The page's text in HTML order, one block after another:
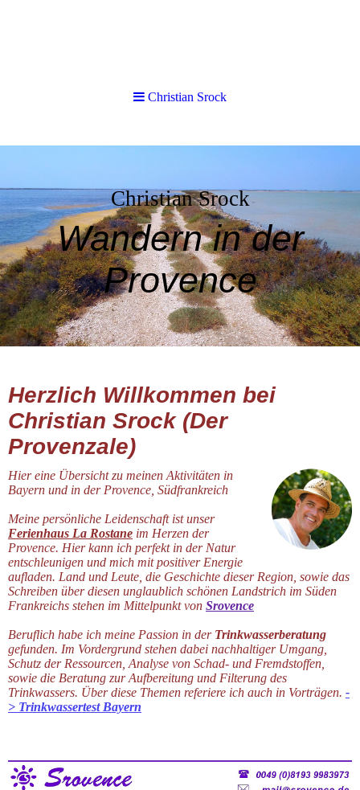
Christian Srock
Wandern in der
Provence
Urlaub im Herzen der Provence
Herzlich Willkommen bei
Christian Srock (Der
Provenzale)
Hier eine Übersicht zu meinen Aktivitäten in
Bayern und in der Provence, Südfrankreich
Meine persönliche Leidenschaft istunser
Ferienhaus La Rostane im Herzen der
Provence. Hier kann ich perfekt in der Natur
entschleunigen und mich mit positiver Energie
aufladen. Land und Leute, die Geschichte dieser Region, sowie das
Schreiben über diesen unglaublich schönen Landstrich im Süden
Frankreichs stehen im Mittelpunkt von Srovence
Beruflich habe ich meine Passion in der Trinkwasserberatung
gefunden. Im Vordergrund stehen dabei nachhaltiger Umgang,
Schutz der Ressourcen, Analyse von Schad- und Fremdstoffen,
sowie die Beratung zur Aufbereitung und Filterung des
Trinkwassers. Über diese Themen referiere ich auch in Vorträgen. -
> Trinkwassertest Bayern
Christian Srock